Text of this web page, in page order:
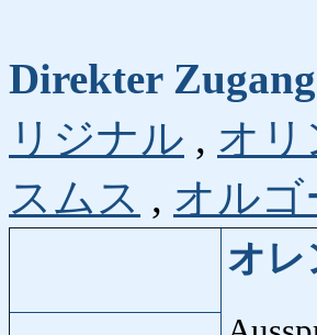
Direkter
リジナル , オリ
スムス , オルゴ
オレ